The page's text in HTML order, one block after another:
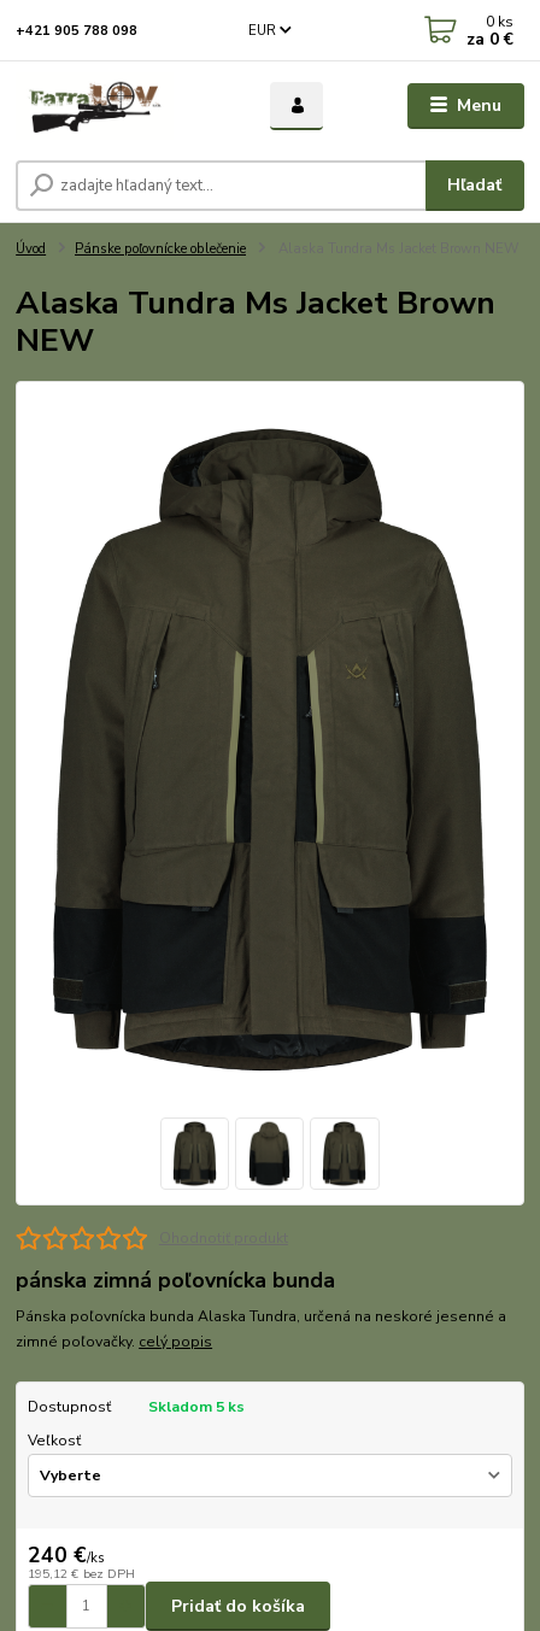
Menu
EUR
Hľadať
+421 905 788 098 0 ks
za 0 €
Úvod Pánske poľovnícke oblečenie
Alaska Tundra Ms Jacket Brown
NEW
pánska zimná poľovnícka bunda
Pánska poľovnícka bunda Alaska Tundra, určená na neskoré jesenné a
zimné poľovačky. celý popis
Dostupnosť
Skladom 5 ks
Veľkosť
240 €/ks
195,12 € bez DPH
Pridať do košíka